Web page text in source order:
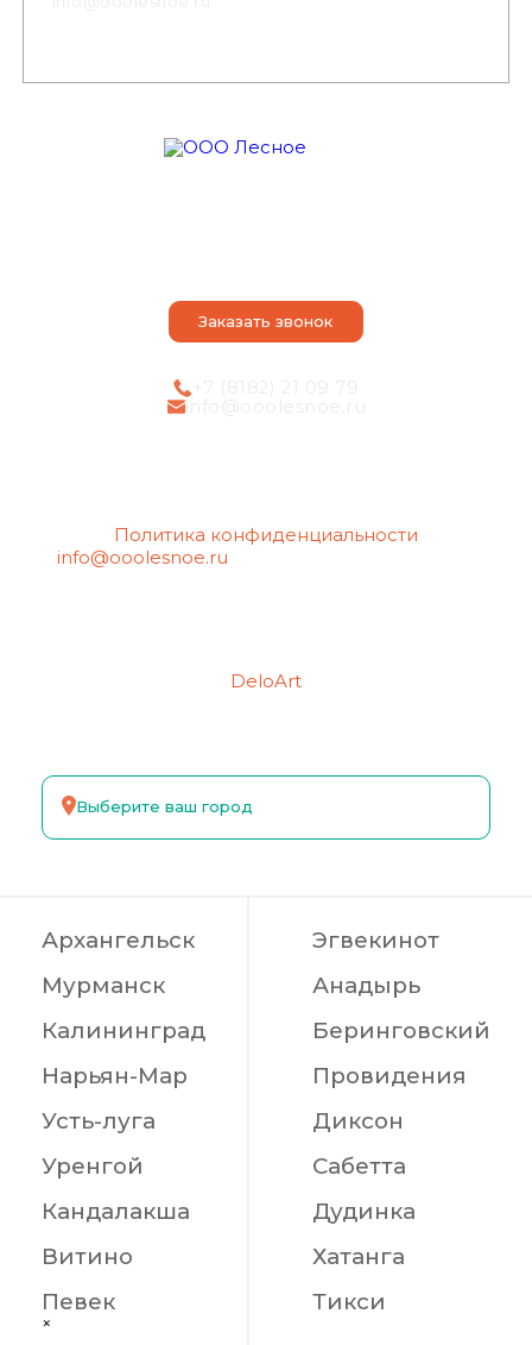
Заказать звонок
info@ooolesnoe.ru
Политика конфиденциальности
info@ooolesnoe.ru
DeloArt
Выберите ваш город
Архангельск
Мурманск
Калининград
Нарьян-Мар
Усть-луга
Уренгой
Кандалакша
Витино
Певек
Эгвекинот
Анадырь
Беринговский
Провидения
Диксон
Сабетта
Дудинка
Хатанга
Тикси
×